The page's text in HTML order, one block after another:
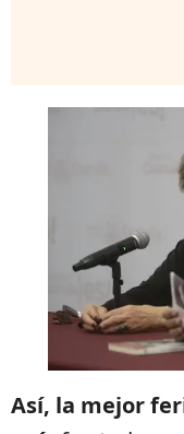
Así, la mejor